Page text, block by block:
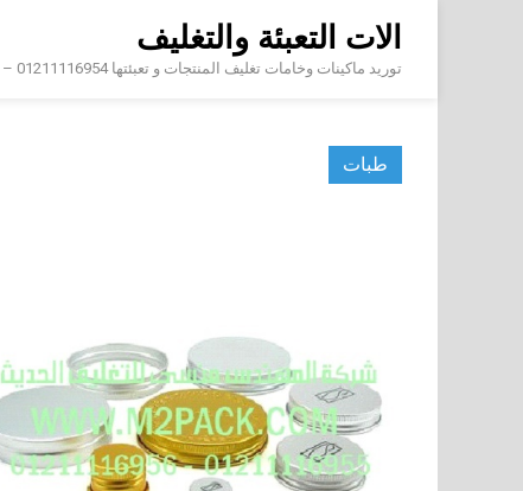
content
الات التعبئة والتغليف
توريد ماكينات وخامات تغليف المنتجات و تعبئتها 01211116954 – 01211116956 – 01211116958
طبات